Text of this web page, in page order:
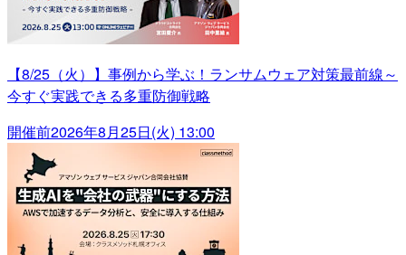
【8/25（火）】事例から学ぶ！ランサムウェア対策最前線～
今すぐ実践できる多重防御戦略
開催前2026年8月25日(火) 13:00